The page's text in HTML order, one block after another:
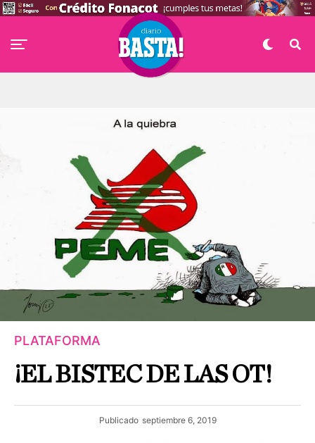
PLATAFORMA
¡EL BISTEC DE LAS OT!
Publicado septiembre 6, 2019